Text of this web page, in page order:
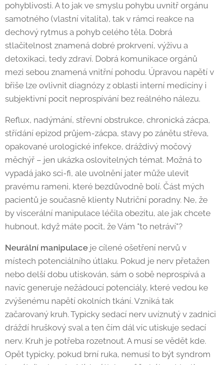
pohyblivosti. A to jak ve smyslu pohybu uvnitř orgánu
samotného (vlastní vitalita), tak v rámci reakce na
dechový rytmus a pohyb celého těla. Dobrá
stlačitelnost znamená dobré prokrvení, výživu a
detoxikaci, tedy zdraví. Dobrá komunikace orgánů
mezi sebou znamená vnitřní pohodu. Úpravou napětí v
břiše lze ovlivnit diagnózy z oblasti interní medicíny i
subjektivní pocit neprospívání bez reálného nálezu.
Reflux, nadýmání, střevní obstrukce, chronická zácpa,
střídání epizod průjem-zácpa, stavy po zánětu střeva,
opakované urologické infekce, dráždivý močový
měchýř – jen ukázka oslovitelných témat. Možná to
vypadá jako sci-fi, ale uvolnění jater může ulevit
pravému rameni, které bezdůvodně bolí. Část mých
pacientů je současně klienty Nutriční poradny. Ne, že
by viscerální manipulace léčila obezitu, ale jak chcete
hubnout, když máte pocit, že Vám "to netráví"?
Neurální manipulace je cílené ošetření nervů v
místech potenciálního útlaku. Pokud je nerv přetažen
nebo delší dobu utiskován, sám o sobě neprospívá a
navíc generuje nežádoucí potenciály, které vedou ke
zvýšenému napětí okolních tkání. Vzniká tak
začarovaný kruh. Typicky sedací nerv uvíznutý v zadnici
dráždí hruškový sval a ten čím dál víc utiskuje sedací
nerv. Kruh je potřeba rozetnout. A musí se vědět kde.
Opět typicky, pokud brní ruka, nemusí to být syndrom